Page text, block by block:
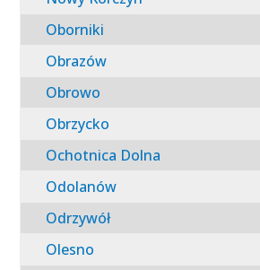
Oborniki
Obrazów
Obrowo
Obrzycko
Ochotnica Dolna
Odolanów
Odrzywół
Olesno